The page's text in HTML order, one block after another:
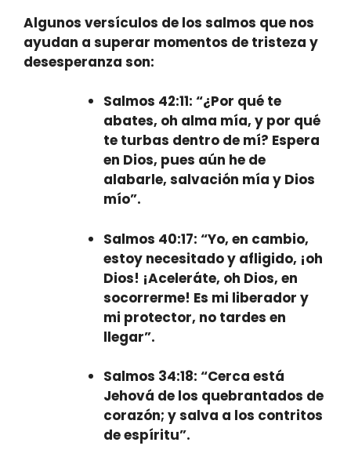
Algunos versículos de los salmos que nos
ayudan a superar momentos de tristeza y
desesperanza son:
Salmos 42:11: “¿Por qué te
abates, oh alma mía, y por qué
te turbas dentro de mí? Espera
en Dios, pues aún he de
alabarle, salvación mía y Dios
mío”.
Salmos 40:17: “Yo, en cambio,
estoy necesitado y afligido, ¡oh
Dios! ¡Aceleráte, oh Dios, en
socorrerme! Es mi liberador y
mi protector, no tardes en
llegar”.
Salmos 34:18: “Cerca está
Jehová de los quebrantados de
corazón; y salva a los contritos
de espíritu”.